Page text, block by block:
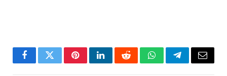
FacebookTwitterPinterestLinkedInRedditWhatsAppTelegramEmail